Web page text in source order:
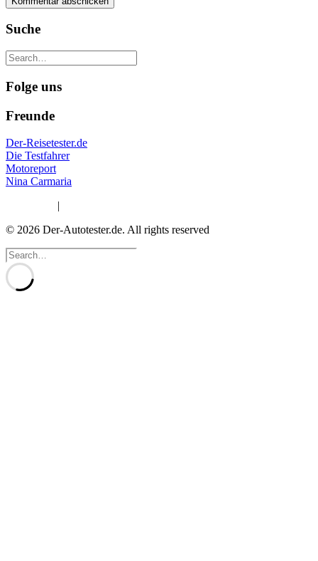
Suche
Folge uns
Freunde
Der-Reisetester.de
Die Testfahrer
Motoreport
Nina Carmaria
|
© 2026 Der-Autotester.de. All rights reserved